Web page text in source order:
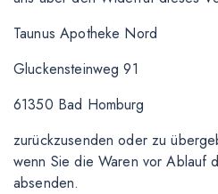
Taunus Apotheke Nord
Gluckensteinweg 91
61350 Bad Homburg
zurückzusenden oder zu
wenn Sie die Waren vor Ablauf
absenden.